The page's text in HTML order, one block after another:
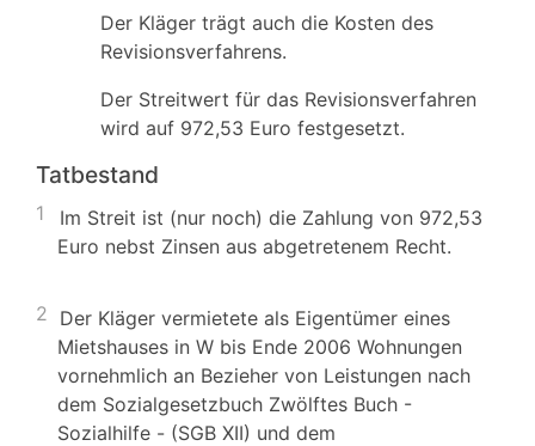
Der Kläger trägt auch die Kosten des
Revisionsverfahrens.
Der Streitwert für das Revisionsverfahren
wird auf 972,53 Euro festgesetzt.
Tatbestand
1
Im Streit ist (nur noch) die Zahlung von 972,53
Euro nebst Zinsen aus abgetretenem Recht.
2 Der Kläger vermietete als Eigentümer eines
Mietshauses in W bis Ende 2006 Wohnungen
vornehmlich an Bezieher von Leistungen nach
dem Sozialgesetzbuch Zwölftes Buch -
Sozialhilfe - (SGB XII) und dem